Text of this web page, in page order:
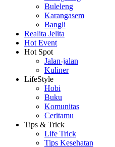
Buleleng
Karangasem
Bangli
Realita Jelita
Hot Event
Hot Spot
Jalan-jalan
Kuliner
LifeStyle
Hobi
Buku
Komunitas
Ceritamu
Tips & Trick
Life Trick
Tips Kesehatan